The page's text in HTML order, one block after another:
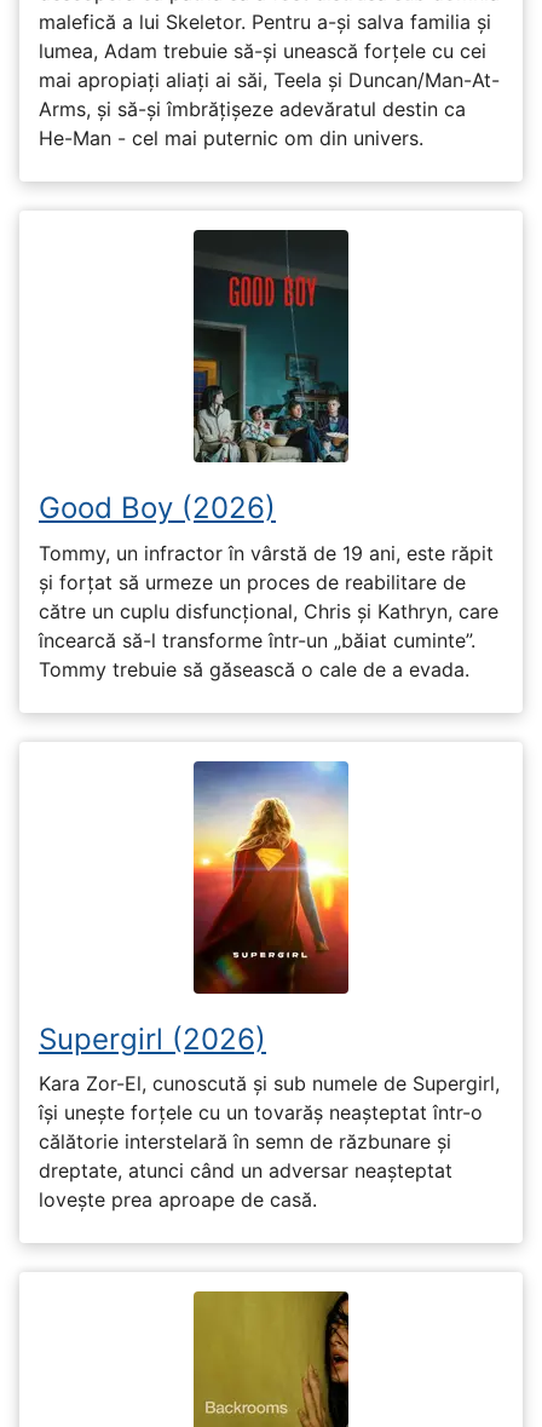
malefică a lui Skeletor. Pentru a-și salva familia și
lumea, Adam trebuie să-și unească forțele cu cei
mai apropiați aliați ai săi, Teela și Duncan/Man-At-
Arms, și să-și îmbrățișeze adevăratul destin ca
He-Man - cel mai puternic om din univers.
Good Boy (2026)
Tommy, un infractor în vârstă de 19 ani, este răpit
și forțat să urmeze un proces de reabilitare de
către un cuplu disfuncțional, Chris și Kathryn, care
încearcă să-l transforme într-un „băiat cuminte”.
Tommy trebuie să găsească o cale de a evada.
Supergirl (2026)
Kara Zor-El, cunoscută și sub numele de Supergirl,
își unește forțele cu un tovarăș neașteptat într-o
călătorie interstelară în semn de răzbunare și
dreptate, atunci când un adversar neașteptat
lovește prea aproape de casă.